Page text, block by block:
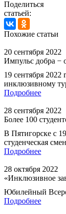
Поделиться
статьей:
Похожие статьи
20 сентября 2022
Импульс добра −
19 сентября
инклюзивному
Подробнее
28 сентября 2022
Более 100
В Пятигорске с
студенческая
Подробнее
28 октября 2022
«Инклюзивное
Юбилейный
Подробнее